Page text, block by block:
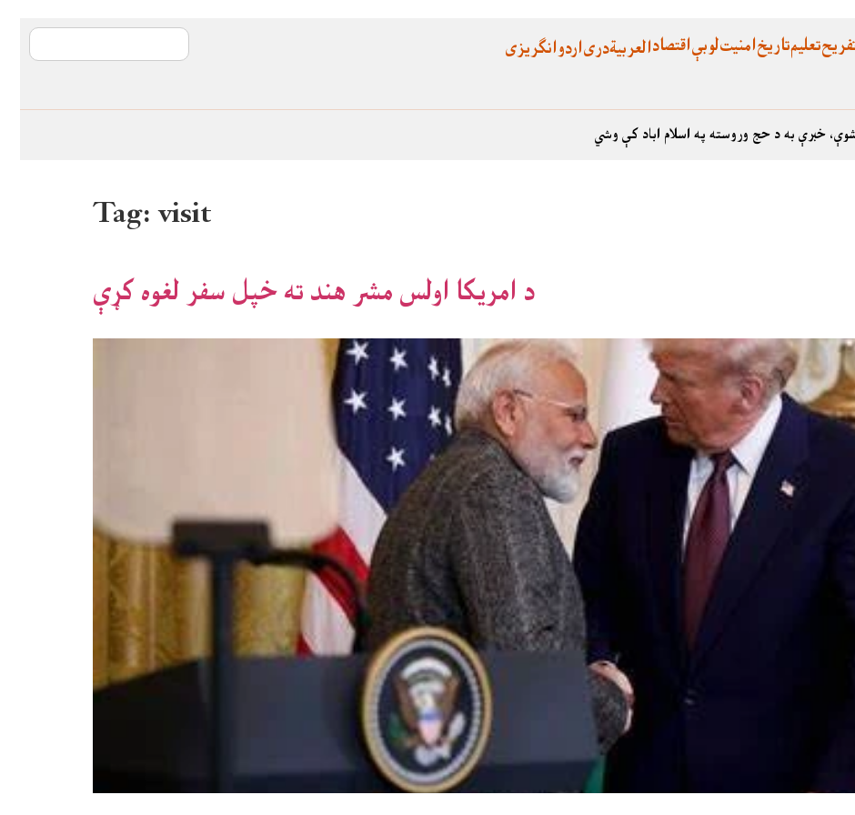
اقتصادلوبېامنیتتاریختعلیم انگریزیاردودریالعربية
خبرې به د حج وروسته په اسلام اباد کې وشي
Tag:visit
د امریکا اولس مشر هند ته خپل سفر لغوه کړې